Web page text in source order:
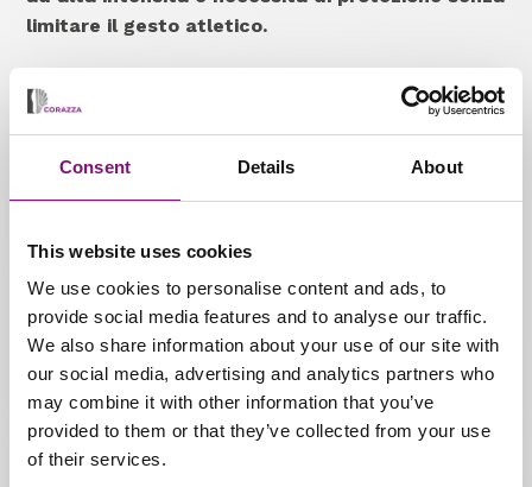
Consent Details About
This website uses cookies
We use cookies to personalise content and ads, to
provide social media features and to analyse our traffic.
We also share information about your use of our site with
our social media, advertising and analytics partners who
may combine it with other information that you’ve
provided to them or that they’ve collected from your use
of their services.
limitare il gesto atletico.
La partnership tra Corazza e
Pedelab
Dalla collaborazione traCorazza e Pedelabnasce
unalinea di plantari sportivi altamente
Plantari sportivi Pedelab
distribuiti da Corazza
GliAmplicettori Plantari Active Pedelab
rappresentano un punto di riferimento per chi